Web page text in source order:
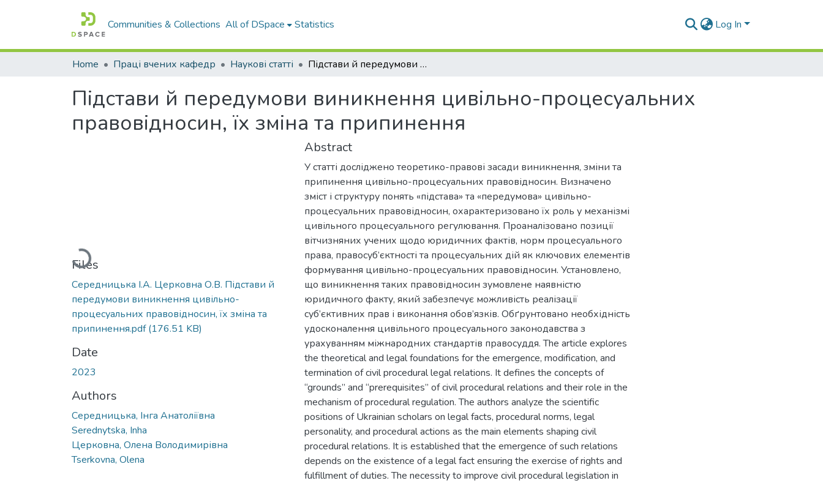
Communities & Collections All of DSpace Statistics Log In
Home Праці вчених кафедр Наукові статті Підстави й передумови виникнення цивільно-процесуальних правовідносин, їх зміна та припинення
Підстави й передумови виникнення цивільно-процесуальних
правовідносин, їх зміна та припинення
Loading...
Files
Середницька І.А. Церковна О.В. Підстави й
передумови виникнення цивільно-
процесуальних правовідносин, їх зміна та
припинення.pdf(176.51 KB)
Date
2023
Authors
Середницька, Інга Анатоліївна
Serednytska, Inha
Церковна, Олена Володимирівна
Tserkovna, Olena
Abstract
У статті досліджено теоретико-правові засади виникнення, зміни та
припинення цивільно-процесуальних правовідносин. Визначено
зміст і структуру понять «підстава» та «передумова» цивільно-
процесуальних правовідносин, охарактеризовано їх роль у механізмі
цивільного процесуального регулювання. Проаналізовано позиції
вітчизняних учених щодо юридичних фактів, норм процесуального
права, правосуб’єктності та процесуальних дій як ключових елементів
формування цивільно-процесуальних правовідносин. Установлено,
що виникнення таких правовідносин зумовлене наявністю
юридичного факту, який забезпечує можливість реалізації
суб’єктивних прав і виконання обов’язків. Обґрунтовано необхідність
удосконалення цивільного процесуального законодавства з
урахуванням міжнародних стандартів правосуддя. The article explores
the theoretical and legal foundations for the emergence, modification, and
termination of civil procedural legal relations. It defines the concepts of
“grounds” and “prerequisites” of civil procedural relations and their role in the
mechanism of procedural regulation. The authors analyze the scientific
positions of Ukrainian scholars on legal facts, procedural norms, legal
personality, and procedural actions as the main elements shaping civil
procedural relations. It is established that the emergence of such relations
depends on the existence of a legal fact ensuring the exercise of rights and
fulfillment of duties. The necessity to improve civil procedural legislation in